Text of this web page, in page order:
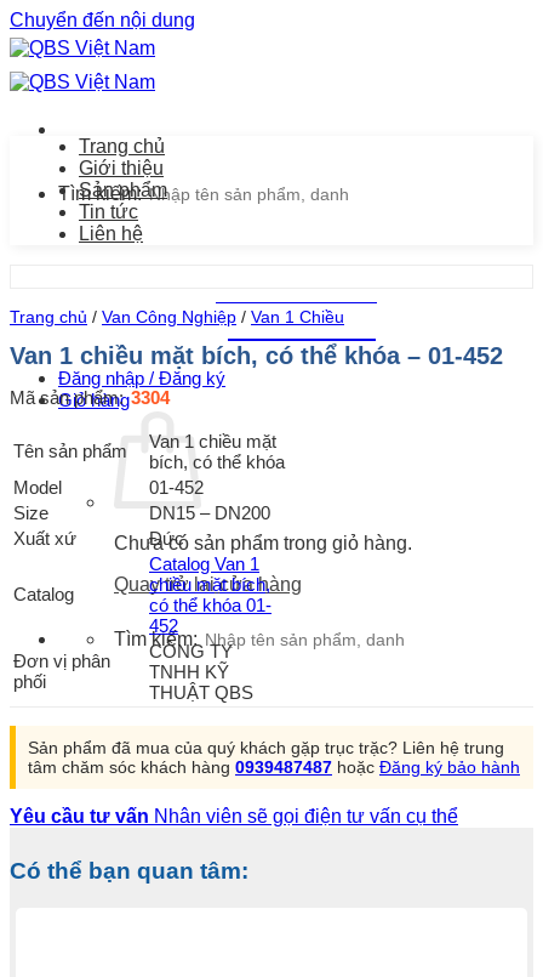
Chuyển đến nội dung
Tìm kiếm:
0939.487.487
Đăng nhập / Đăng ký
Giỏ hàng
Chưa có sản phẩm trong giỏ hàng.
Quay trở lại cửa hàng
Tìm kiếm:
Trang chủ
Giới thiệu
Sản phẩm
Tin tức
Liên hệ
Trang chủ / Van Công Nghiệp / Van 1 Chiều
Van 1 chiều mặt bích, có thể khóa – 01-452
Mã sản phẩm: 3304
Tên sản phẩm
Van 1 chiều mặt
bích, có thể khóa
Model
01-452
Size
DN15 – DN200
Xuất xứ
Đức
Catalog
Catalog Van 1
chiều mặt bích,
có thể khóa 01-
452
Đơn vị phân
phối
CÔNG TY
TNHH KỸ
THUẬT QBS
Sản phẩm đã mua của quý khách gặp trục trặc? Liên hệ trung
tâm chăm sóc khách hàng 0939487487 hoặc Đăng ký bảo hành
Yêu cầu tư vấn Nhân viên sẽ gọi điện tư vấn cụ thể
Có thể bạn quan tâm: